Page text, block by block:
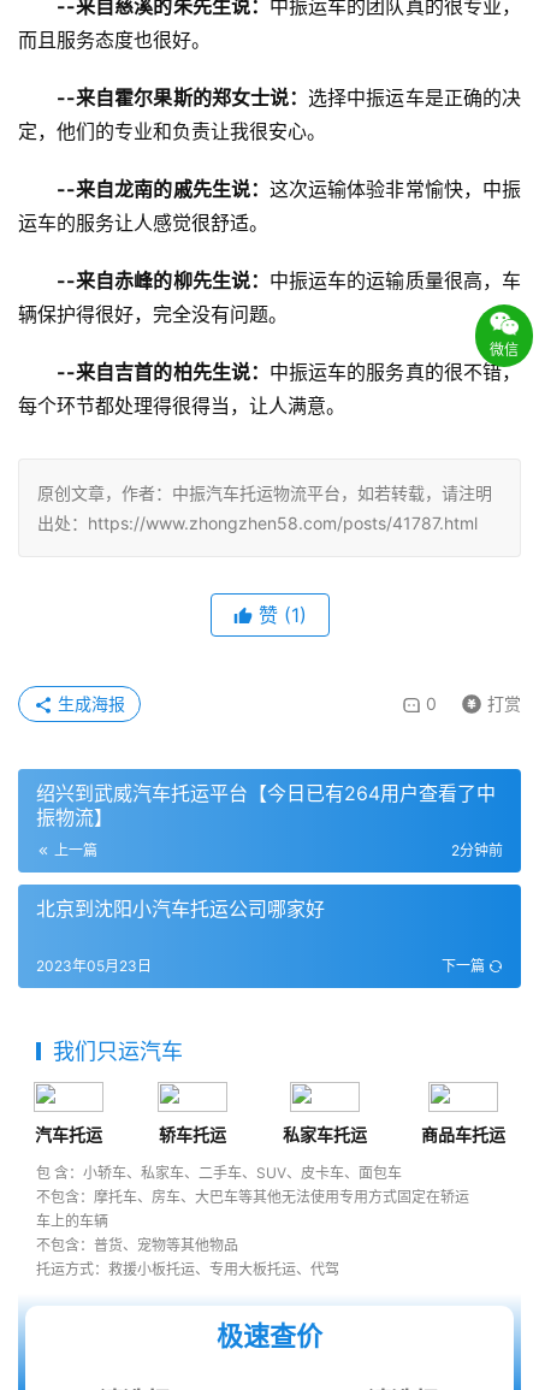
--来自慈溪的朱先生说： 中振运车的团队真的很专业，
而且服务态度也很好。
--来自霍尔果斯的郑女士说：选择中振运车是正确的决
定，他们的专业和负责让我很安心。
--来自龙南的戚先生说： 这次运输体验非常愉快，中振
运车的服务让人感觉很舒适。
--来自赤峰的柳先生说： 中振运车的运输质量很高，车
辆保护得很好，完全没有问题。
--来自吉首的柏先生说： 中振运车的服务真的很不错，
每个环节都处理得很得当，让人满意。
原创文章，作者：中振汽车托运物流平台，如若转载，请注明
出处：https://www.zhongzhen58.com/posts/41787.html
赞 (1)
0 打赏
生成海报
绍兴到武威汽车托运平台【今日已有264用户查看了中
振物流】
上一篇 2分钟前
北京到沈阳小汽车托运公司哪家好
下一篇
2023年05月23日
我们只运汽车
汽车托运 轿车托运 私家车托运 商品车托运
包 含：小轿车、私家车、二手车、SUV、皮卡车、面包车
不包含：摩托车、房车、大巴车等其他无法使用专用方式固定在轿运
车上的车辆
不包含：普货、宠物等其他物品
托运方式：救援小板托运、专用大板托运、代驾
极速查价
微信